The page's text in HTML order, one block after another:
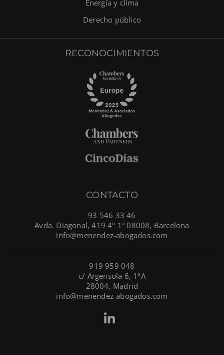
Energía y clima
Derecho público
RECONOCIMIENTOS
CONTACTO
93 546 33 46
Avda. Diagonal, 419 4º 1ª 08008, Barcelona
info@menendez-abogados.com
919 959 048
c/ Argensola 6, 1ºA
28004, Madrid
info@menendez-abogados.com